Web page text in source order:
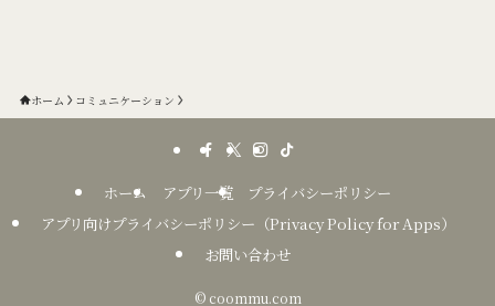
ホーム コミュニケーション
ホーム アプリ一覧
プライバシーポリシー
アプリ向けプライバシーポリシー（Privacy Policy for Apps）
お問い合わせ
©coommu.com